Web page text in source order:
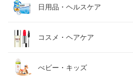
メンズファッション
キッズファッション
ベビーファッション
食品
スイーツ・お菓子
水・ソフトドリンク
日用品・ヘルスケア
日用品雑貨・文房具・手芸
ダイエット・健康
コスメ・ヘアケア
美容・コスメ・香水
べビー・キッズ